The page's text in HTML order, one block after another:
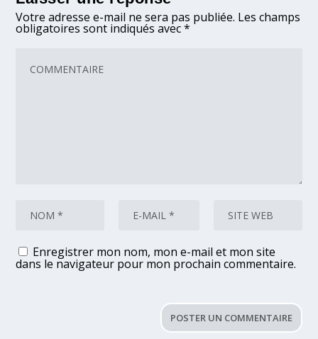
Votre adresse e-mail ne sera pas publiée. Les champs
obligatoires sont indiqués avec*
Enregistrer mon nom, mon e-mail et mon site
dans le navigateur pour mon prochain commentaire.